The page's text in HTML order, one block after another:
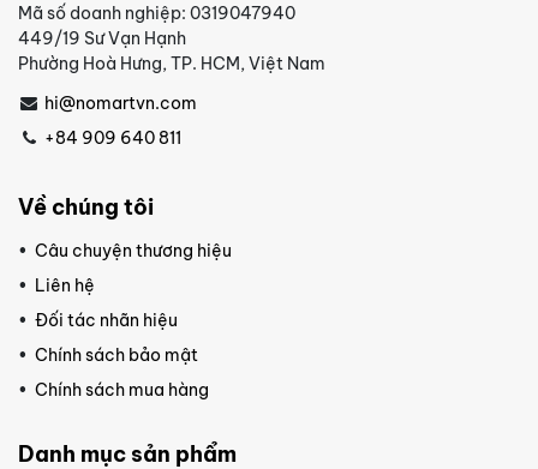
Mã số doanh nghiệp: 0319047940
449/19 Sư Vạn Hạnh
Phường Hoà Hưng, TP. HCM, Việt Nam
hi@nomartvn.com
+84 909 640 811
Về chúng tôi
Câu chuyện thương hiệu
Liên hệ
Đối tác nhãn hiệu
Chính sách bảo mật
Chính sách mua hàng
Danh mục sản phẩm